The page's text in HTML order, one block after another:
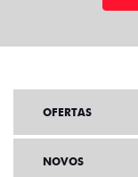
OFERTAS
NOVOS